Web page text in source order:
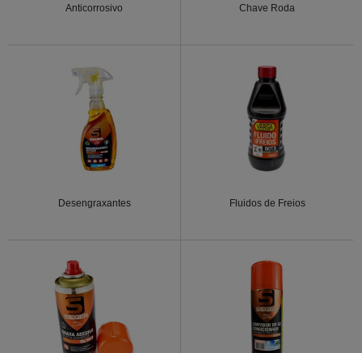
Anticorrosivo Chave Roda
Desengraxantes Fluidos de Freios